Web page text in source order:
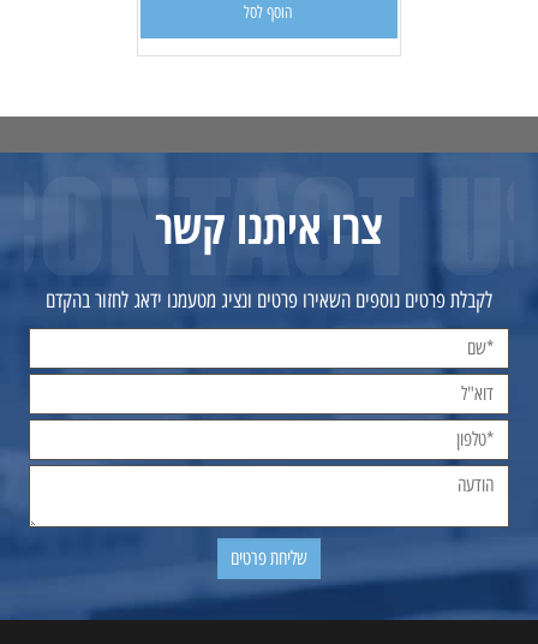
הוסף לסל
צרו איתנו קשר
לקבלת פרטים נוספים השאירו פרטים ונציג מטעמנו ידאג לחזור בהקדם